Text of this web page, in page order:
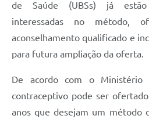
de Saúde (UBSs) já estão
interessadas no método,
aconselhamento qualificado e
para futura ampliação da oferta.
De acordo com o Ministério
contraceptivo pode ser
anos que desejam um método